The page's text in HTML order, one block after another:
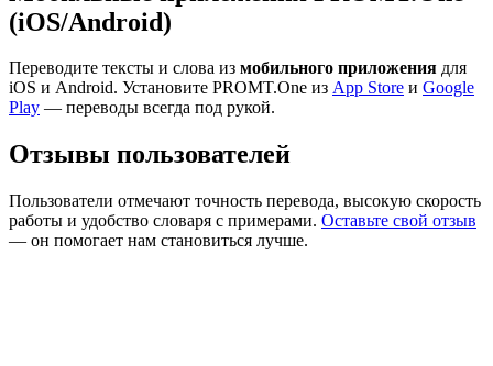
(iOS/Android)
Переводите тексты и слова из мобильного приложения для
iOS и Android. Установите PROMT.One из App Store и Google
Play — переводы всегда под рукой.
Отзывы пользователей
Пользователи отмечают точность перевода, высокую скорость
работы и удобство словаря с примерами. Оставьте свой отзыв
— он помогает нам становиться лучше.